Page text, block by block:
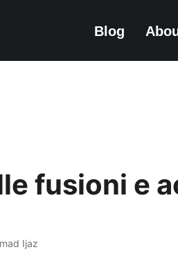
Blog
fusioni e
Ijaz